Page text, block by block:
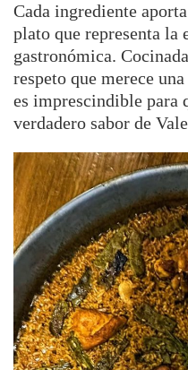
Cada ingrediente
plato que representa la
gastronómica.
respeto que merece
es imprescindible para
verdadero sabor de